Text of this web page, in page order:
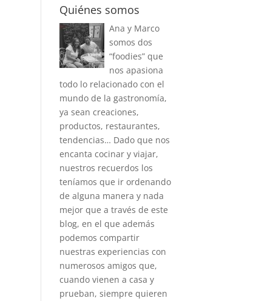
Quiénes somos
Ana y Marco
somos dos
“foodies” que
nos apasiona
todo lo relacionado con el
mundo de la gastronomía,
ya sean creaciones,
productos, restaurantes,
tendencias… Dado que nos
encanta cocinar y viajar,
nuestros recuerdos los
teníamos que ir ordenando
de alguna manera y nada
mejor que a través de este
blog, en el que además
podemos compartir
nuestras experiencias con
numerosos amigos que,
cuando vienen a casa y
prueban, siempre quieren